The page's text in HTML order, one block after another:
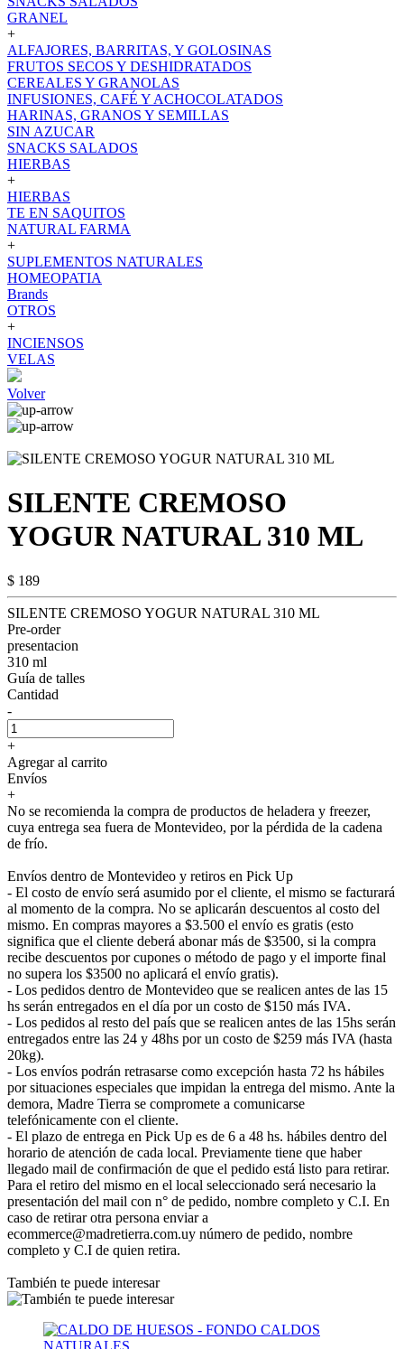
GRANEL
+
ALFAJORES, BARRITAS, Y GOLOSINAS
FRUTOS SECOS Y DESHIDRATADOS
CEREALES Y GRANOLAS
INFUSIONES, CAFÉ Y ACHOCOLATADOS
HARINAS, GRANOS Y SEMILLAS
SIN AZUCAR
SNACKS SALADOS
HIERBAS
+
HIERBAS
TE EN SAQUITOS
NATURAL FARMA
+
SUPLEMENTOS NATURALES
HOMEOPATIA
Brands
OTROS
+
INCIENSOS
VELAS
Volver
SILENTE CREMOSO
YOGUR NATURAL 310 ML
$ 189
SILENTE CREMOSO YOGUR NATURAL 310 ML
Pre-order
presentacion
310 ml
Guía de talles
Cantidad
-
+
Agregar al carrito
Envíos
+
No se recomienda la compra de productos de heladera y freezer,
cuya entrega sea fuera de Montevideo, por la pérdida de la cadena
de frío.
Envíos dentro de Montevideo y retiros en Pick Up
- El costo de envío será asumido por el cliente, el mismo se facturará
al momento de la compra. No se aplicarán descuentos al costo del
mismo. En compras mayores a $3.500 el envío es gratis (esto
significa que el cliente deberá abonar más de $3500, si la compra
recibe descuentos por cupones o método de pago y el importe final
no supera los $3500 no aplicará el envío gratis).
- Los pedidos dentro de Montevideo que se realicen antes de las 15
hs serán entregados en el día por un costo de $150 más IVA.
- Los pedidos al resto del país que se realicen antes de las 15hs serán
entregados entre las 24 y 48hs por un costo de $259 más IVA (hasta
20kg).
- Los envíos podrán retrasarse como excepción hasta 72 hs hábiles
por situaciones especiales que impidan la entrega del mismo. Ante la
demora, Madre Tierra se compromete a comunicarse
telefónicamente con el cliente.
- El plazo de entrega en Pick Up es de 6 a 48 hs. hábiles dentro del
horario de atención de cada local. Previamente tiene que haber
llegado mail de confirmación de que el pedido está listo para retirar.
Para el retiro del mismo en el local seleccionado será necesario la
presentación del mail con n° de pedido, nombre completo y C.I. En
caso de retirar otra persona enviar a
ecommerce@madretierra.com.uy número de pedido, nombre
completo y C.I de quien retira.
También te puede interesar